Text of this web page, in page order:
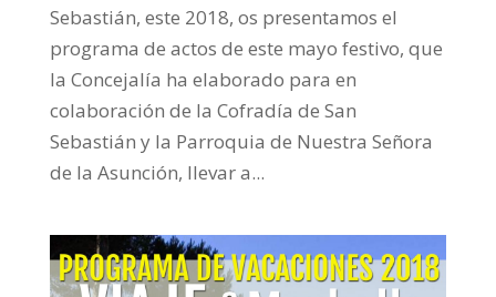
Sebastián, este 2018, os presentamos el
programa de actos de este mayo festivo, que
la Concejalía ha elaborado para en
colaboración de la Cofradía de San
Sebastián y la Parroquia de Nuestra Señora
de la Asunción, llevar a...